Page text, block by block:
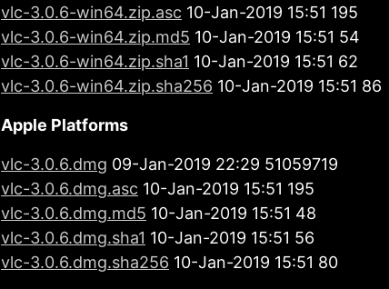
vlc-3.0.6-win64.zip.asc 10-Jan-2019 15:51 195
vlc-3.0.6-win64.zip.md5 10-Jan-2019 15:51 54
vlc-3.0.6-win64.zip.sha1 10-Jan-2019 15:51 62
vlc-3.0.6-win64.zip.sha256 10-Jan-2019 15:51 86
Apple Platforms
vlc-3.0.6.dmg 09-Jan-2019 22:29 51059719
vlc-3.0.6.dmg.asc 10-Jan-2019 15:51 195
vlc-3.0.6.dmg.md5 10-Jan-2019 15:51 48
vlc-3.0.6.dmg.sha1 10-Jan-2019 15:51 56
vlc-3.0.6.dmg.sha256 10-Jan-2019 15:51 80